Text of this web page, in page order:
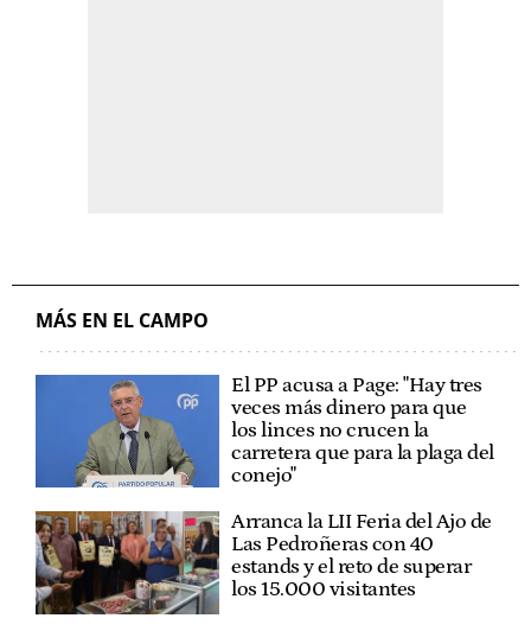
MÁS EN EL CAMPO
El PP acusa a Page: "Hay tres
veces más dinero para que
los linces no crucen la
carretera que para la plaga del
conejo"
Arranca la LII Feria del Ajo de
Las Pedroñeras con 40
estands y el reto de superar
los 15.000 visitantes